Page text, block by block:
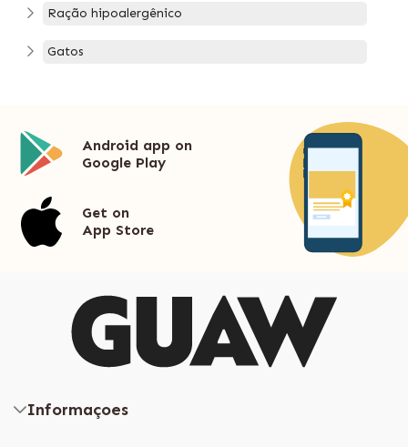
Ração hipoalergênico
Gatos
Android app on
Google Play
Get on
App Store
Informaçoes